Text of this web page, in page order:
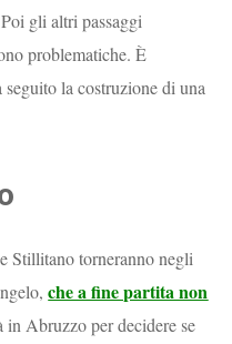
gli altri passaggi
problematiche. È
la costruzione di una
Stillitano torneranno negli
che a fine partita non
in Abruzzo per decidere se